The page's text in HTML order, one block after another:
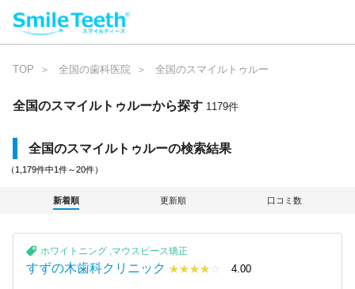
TOP 全国の歯科医院 全国のスマイルトゥルー
全国のスマイルトゥルーから探す 1179件
全国のスマイルトゥルーの検索結果
（1,179件中1件～20件）
新着順 更新順 口コミ数
ホワイトニング ,マウスピース矯正
すずの木歯科クリニック ☆☆☆☆☆
★★★★ 4.00